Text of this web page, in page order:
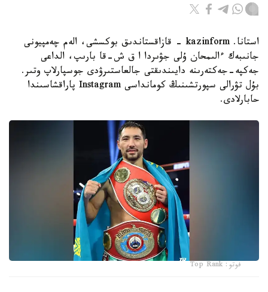
استانا. kazinform - قازاقستاندىق بوكسشى، الەم چەمپيونى
جانىبەك ءالىمحان ۇلى جۋىردا ا ق ش-قا بارىپ، الداعى
جەكپە-جەكتەرىنە دايىندىقتى جالعاستىرۋدى جوسپارلاپ وتىر.
بۇل تۋرالى سپورتشىنىڭ كومانداسى Instagram پاراقشاسىندا
حابارلادى.
فوتو: Top Rank